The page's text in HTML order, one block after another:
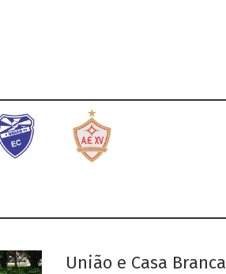
União e Casa Branca